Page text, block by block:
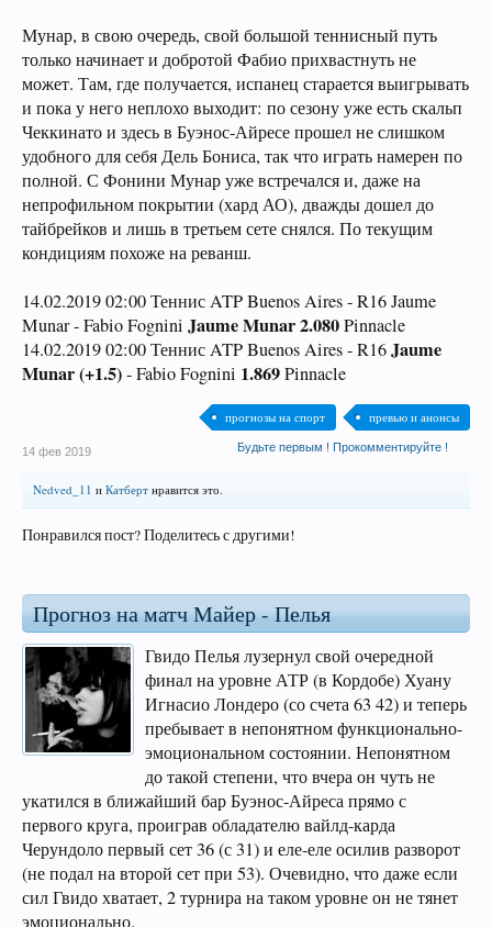
Мунар, в свою очередь, свой большой теннисный путь
только начинает и добротой Фабио прихвастнуть не
может. Там, где получается, испанец старается выигрывать
и пока у него неплохо выходит: по сезону уже есть скальп
Чеккинато и здесь в Буэнос-Айресе прошел не слишком
удобного для себя Дель Бониса, так что играть намерен по
полной. С Фонини Мунар уже встречался и, даже на
непрофильном покрытии (хард АО), дважды дошел до
тайбрейков и лишь в третьем сете снялся. По текущим
кондициям похоже на реванш.
14.02.2019 02:00 Теннис ATP Buenos Aires - R16 Jaume
Munar - Fabio Fognini Jaume Munar 2.080Pinnacle
14.02.2019 02:00 Теннис ATP Buenos Aires - R16Jaume
Munar (+1.5)- Fabio Fognini 1.869Pinnacle
прогнозы на спорт превью и анонсы
Будьте первым ! Прокомментируйте !
14 фев 2019
Nedved_11 и Катберт нравится это.
Понравился пост? Поделитесь с другими!
Прогноз на матч Майер - Пелья
Гвидо Пелья лузернул свой очередной
финал на уровне АТР (в Кордобе) Хуану
Игнасио Лондеро (со счета 63 42) и теперь
пребывает в непонятном функционально-
эмоциональном состоянии. Непонятном
до такой степени, что вчера он чуть не
укатился в ближайший бар Буэнос-Айреса прямо с
первого круга, проиграв обладателю вайлд-карда
Черундоло первый сет 36 (с 31) и еле-еле осилив разворот
(не подал на второй сет при 53). Очевидно, что даже если
сил Гвидо хватает, 2 турнира на таком уровне он не тянет
эмоционально.